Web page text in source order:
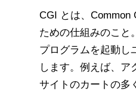
CGI とは、Common
ための仕組みのこと
プログラムを起動し
します。例えば、ア
サイトのカートの多